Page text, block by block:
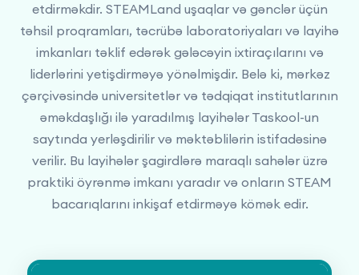
etdirməkdir. STEAMLand uşaqlar və gənclər üçün
təhsil proqramları, təcrübə laboratoriyaları və layihə
imkanları təklif edərək gələcəyin ixtiraçılarını və
liderlərini yetişdirməyə yönəlmişdir. Belə ki, mərkəz
çərçivəsində universitetlər və tədqiqat institutlarının
əməkdaşlığı ilə yaradılmış layihələr Taskool-un
saytında yerləşdirilir və məktəblilərin istifadəsinə
verilir. Bu layihələr şagirdlərə maraqlı sahələr üzrə
praktiki öyrənmə imkanı yaradır və onların STEAM
bacarıqlarını inkişaf etdirməyə kömək edir.